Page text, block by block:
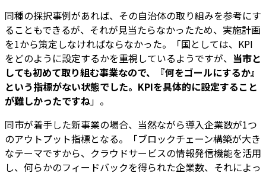
同種の採択事例があれば、その自治体の取り組みを参考にす
ることもできるが、それが見当たらなかったため、実施計画
を1から策定しなければならなかった。「国としては、KPI
をどのように設定するかを重視しているようですが、 当市と
しても初めて取り組む事業なので、『何をゴールにするか』
という指標がない状態でした。KPIを具体的に設定すること
が難しかったですね」。
同市が着手した新事業の場合、当然ながら導入企業数が1つ
のアウトプット指標となる。「ブロックチェーン構築が大き
なテーマですから、クラウドサービスの情報発信機能を活用
し、何らかのフィードバックを得られた企業数、それによっ